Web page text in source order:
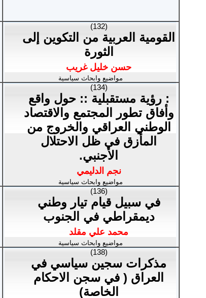
(132)
القومية العربية من التكوين إلى
الثورة
حسن خليل غريب
مواضيع وابحاث سياسية
(134)
: رؤية مستقبلية :: حول واقع
وأفاق تطور المجتمع والاقتصاد
الوطني العراقي والخروج من
المأزق في ظل الاحتلال
الأجنبي.
نجم الدليمي
مواضيع وابحاث سياسية
(136)
في سبيل قيام تيار وطني
ديمقراطي في الجنوب
محمد علي مقلد
مواضيع وابحاث سياسية
(138)
مذكرات سجين سياسي في
العراق ( في سجن الاحكام
الخاصة)